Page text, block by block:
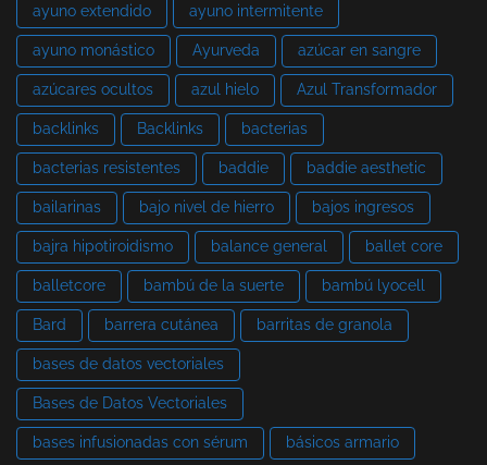
ayuno extendido ayuno intermitente
ayuno monástico Ayurveda azúcar en sangre
azúcares ocultos azul hielo Azul Transformador
backlinks Backlinks bacterias
bacterias resistentes baddie baddie aesthetic
bailarinas bajo nivel de hierro bajos ingresos
bajra hipotiroidismo balance general ballet core
balletcore bambú de la suerte bambú lyocell
Bard barrera cutánea barritas de granola
bases de datos vectoriales
Bases de Datos Vectoriales
bases infusionadas con sérum básicos armario